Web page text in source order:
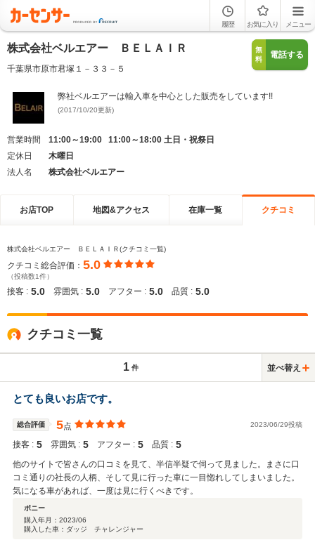
履歴 お気に入り メニュー
株式会社ベルエアー ＢＥＬＡＩＲ
千葉県市原市君塚１－３３－５
無
料
電話する
弊社ベルエアーは輸入車を中心とした販売をしています!!
(2017/10/20更新)
営業時間
11:00～19:00 11:00～18:00 土日・祝祭日
定休日
木曜日
法人名
株式会社ベルエアー
お店TOP 地図&アクセス 在庫一覧 クチコミ
株式会社ベルエアー ＢＥＬＡＩＲ(クチコミ一覧)
クチコミ総合評価： 5.0
（投稿数1件）
接客 : 5.0 雰囲気 : 5.0 アフター : 5.0 品質 : 5.0
クチコミ一覧
1 件 並べ替え
とても良いお店です。
総合評価 5点 2023/06/29投稿
接客 : 5 雰囲気 : 5 アフター : 5 品質 : 5
他のサイトで皆さんの口コミを見て、半信半疑で伺って見ました。まさに口
コミ通りの社長の人柄、そして見に行った車に一目惚れしてしまいました。
気になる車があれば、一度は見に行くべきです。
ポニー
購入年月： 2023/06
購入した車：ダッジ チャレンジャー